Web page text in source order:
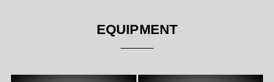
EQUIPMENT